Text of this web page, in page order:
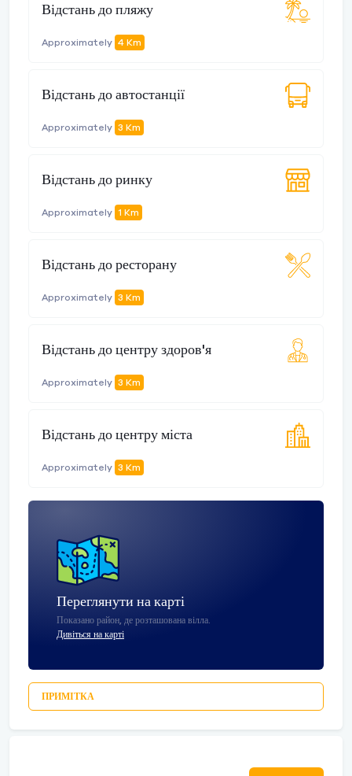
Відстань до пляжу
Approximately 4 Km
Відстань до автостанції
Approximately 3 Km
Відстань до ринку
Approximately 1 Km
Відстань до ресторану
Approximately 3 Km
Відстань до центру здоров'я
Approximately 3 Km
Відстань до центру міста
Approximately 3 Km
Переглянути на карті
Показано район, де розташована вілла.
Дивіться на карті
ПРИМІТКА